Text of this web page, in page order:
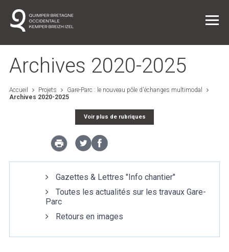
Vie quotidienne
Entreprendre dans l'agglo
L'agglo / L'institution
Projets
Archives 2020-2025
Accueil Projets
Gare-Parc : le nouveau pôle d'échanges multimodal
Archives 2020-2025
Voir plus de rubriques
Gazettes & Lettres "Info chantier"
Toutes les actualités sur les travaux Gare-
Parc
Retours en images